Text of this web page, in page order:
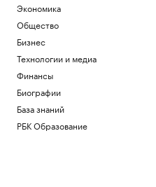
Экономика
Общество
Бизнес
Технологии и медиа
Финансы
Биографии
База знаний
РБК Образование